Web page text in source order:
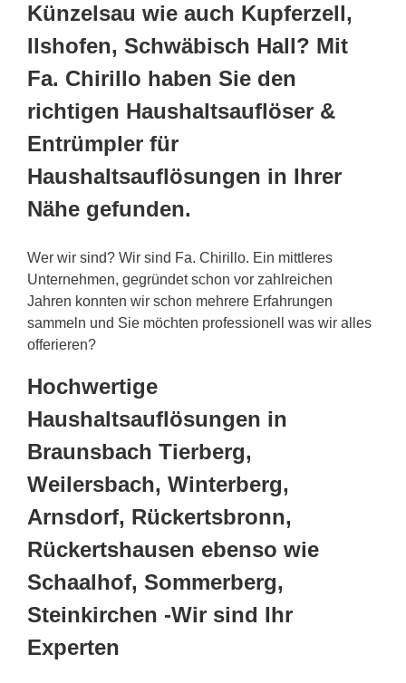
Künzelsau wie auch Kupferzell,
Ilshofen, Schwäbisch Hall? Mit
Fa. Chirillo haben Sie den
richtigen Haushaltsauflöser &
Entrümpler für
Haushaltsauflösungen in Ihrer
Nähe gefunden.
Wer wir sind? Wir sind Fa. Chirillo. Ein mittleres
Unternehmen, gegründet schon vor zahlreichen
Jahren konnten wir schon mehrere Erfahrungen
sammeln und Sie möchten professionell was wir alles
offerieren?
Hochwertige
Haushaltsauflösungen in
Braunsbach Tierberg,
Weilersbach, Winterberg,
Arnsdorf, Rückertsbronn,
Rückertshausen ebenso wie
Schaalhof, Sommerberg,
Steinkirchen -Wir sind Ihr
Experten